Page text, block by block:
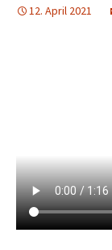
12. April 2021